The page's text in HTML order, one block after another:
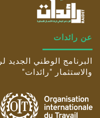
عن رائدات
البرنامج الوطني الجديد
والاستثمار "رائدات"